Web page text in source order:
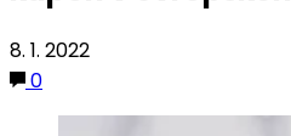
8. 1. 2022
0